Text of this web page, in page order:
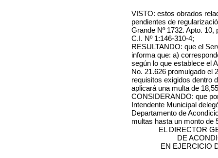
VISTO: estos obrados
pendientes de
Grande Nº 1732. Apto. 10,
C.I. Nº 1:146-310-4;
RESULTANDO: que el
informa que: a)
según lo que establece el
No. 21.626 promulgado el
requisitos exigidos dentro
aplicará una multa de
CONSIDERANDO: que
Intendente Municipal
Departamento de
multas hasta un monto de
EL DIRECTOR
DE
EN EJERCICIO